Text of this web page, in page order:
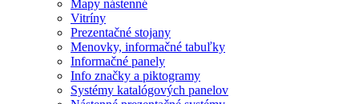
Mapy nástenné
Vitríny
Prezentačné stojany
Menovky, informačné tabuľky
Informačné panely
Info značky a piktogramy
Systémy katalógových panelov